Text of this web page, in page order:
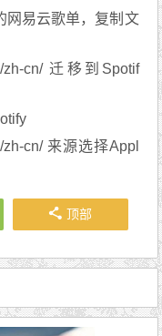
网易云歌单，复制文
zh-cn/ 迁移到Spotif
zh-cn/ 来源选择Appl
顶部